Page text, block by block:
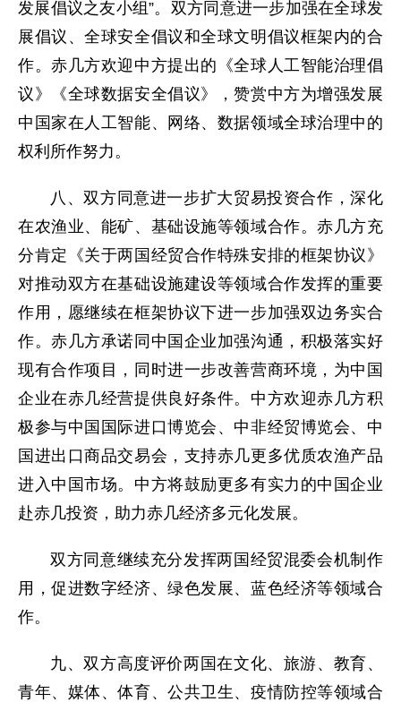
发展倡议之友小组”。双方同意进一步加强在全球发
展倡议、全球安全倡议和全球文明倡议框架内的合
作。赤几方欢迎中方提出的《全球人工智能治理倡
议》《全球数据安全倡议》，赞赏中方为增强发展
中国家在人工智能、网络、数据领域全球治理中的
权利所作努力。
八、双方同意进一步扩大贸易投资合作，深化
在农渔业、能矿、基础设施等领域合作。赤几方充
分肯定《关于两国经贸合作特殊安排的框架协议》
对推动双方在基础设施建设等领域合作发挥的重要
作用，愿继续在框架协议下进一步加强双边务实合
作。赤几方承诺同中国企业加强沟通，积极落实好
现有合作项目，同时进一步改善营商环境，为中国
企业在赤几经营提供良好条件。中方欢迎赤几方积
极参与中国国际进口博览会、中非经贸博览会、中
国进出口商品交易会，支持赤几更多优质农渔产品
进入中国市场。中方将鼓励更多有实力的中国企业
赴赤几投资，助力赤几经济多元化发展。
双方同意继续充分发挥两国经贸混委会机制作
用，促进数字经济、绿色发展、蓝色经济等领域合
作。
九、双方高度评价两国在文化、旅游、教育、
青年、媒体、体育、公共卫生、疫情防控等领域合